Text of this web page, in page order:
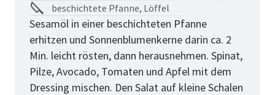
beschichtete Pfanne, Löffel
Sesamöl in einer beschichteten Pfanne
erhitzen und Sonnenblumenkerne darin ca. 2
Min. leicht rösten, dann herausnehmen. Spinat,
Pilze, Avocado, Tomaten und Apfel mit dem
Dressing mischen. Den Salat auf kleine Schalen